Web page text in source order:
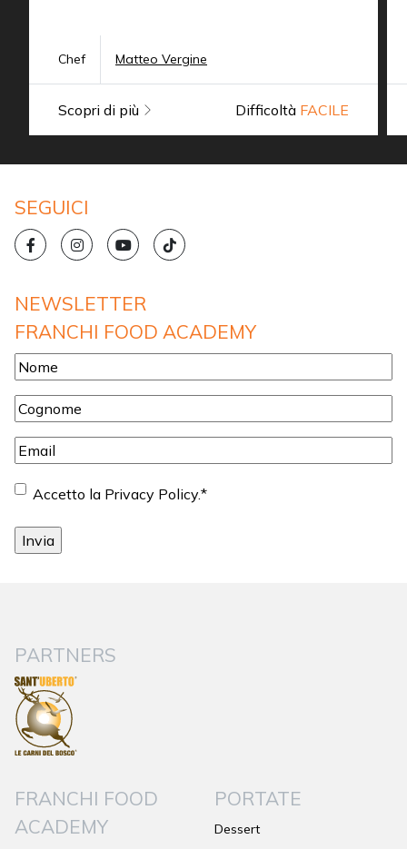
Chef Matteo Vergine
Scopri di più Difficoltà FACILE
SEGUICI
NEWSLETTER
FRANCHI FOOD ACADEMY
Nome*
Cognome*
Email*
Consenso*
Accetto la Privacy Policy.*
PARTNERS
FRANCHI FOOD
ACADEMY
PORTATE
Dessert